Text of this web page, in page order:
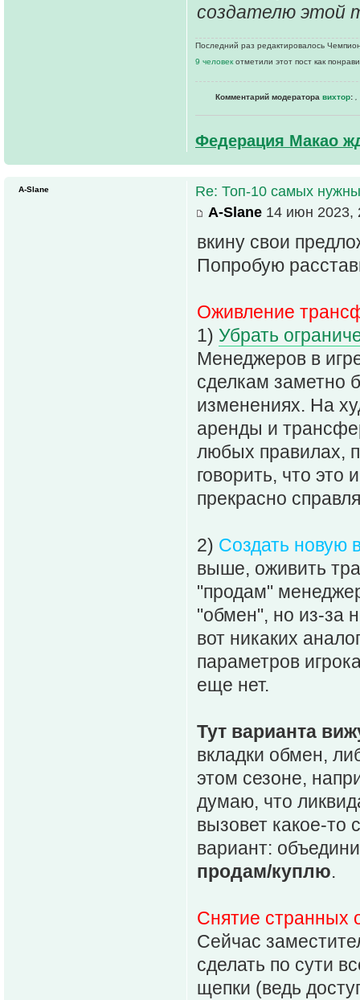
создателю этой
Последний раз редактировалось
9 человек отметили этот пост как
Комментарий модератора вихтор:
Федерация Макао
Re: Топ-10 самых
A-Slane 14 июн 2023,
вкину свои
Попробую
Оживление
1) Убрать
Менеджеров в
сделкам заметно
изменениях. На
аренды и
любых правилах,
говорить, что это
прекрасно
2) Создать новую
выше, оживить
"продам"
"обмен", но из-за
вот никаких
параметров
еще нет.
Тут варианта
вкладки обмен,
этом сезоне,
думаю, что
вызовет какое-то
вариант:
продам/куплю.
Снятие странных
Сейчас
сделать по сути
щепки (ведь
A-Slane